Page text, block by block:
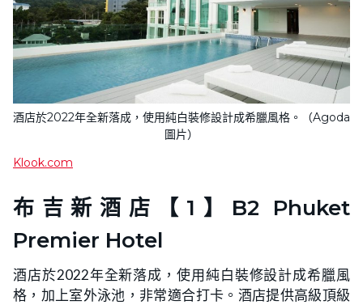
酒店於2022年全新落成，使用純白裝修設計成希臘風格。（Agoda
圖片）
Klook.com
布吉新酒店【1】B2 Phuket
Premier Hotel
酒店於2022年全新落成，使用純白裝修設計成希臘風
格，加上室外泳池，非常適合打卡。酒店提供高級頂級